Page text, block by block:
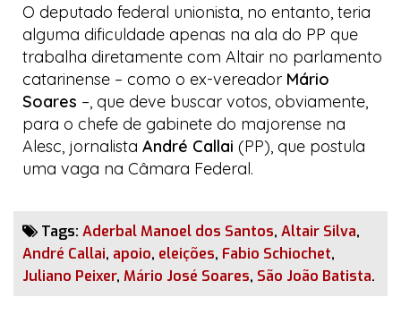
O deputado federal unionista, no entanto, teria
alguma dificuldade apenas na ala do PP que
trabalha diretamente com Altair no parlamento
catarinense – como o ex-vereador Mário
Soares –, que deve buscar votos, obviamente,
para o chefe de gabinete do majorense na
Alesc, jornalista André Callai (PP), que postula
uma vaga na Câmara Federal.
Tags: Aderbal Manoel dos Santos, Altair Silva,
André Callai, apoio, eleições, Fabio Schiochet,
Juliano Peixer, Mário José Soares, São João Batista.